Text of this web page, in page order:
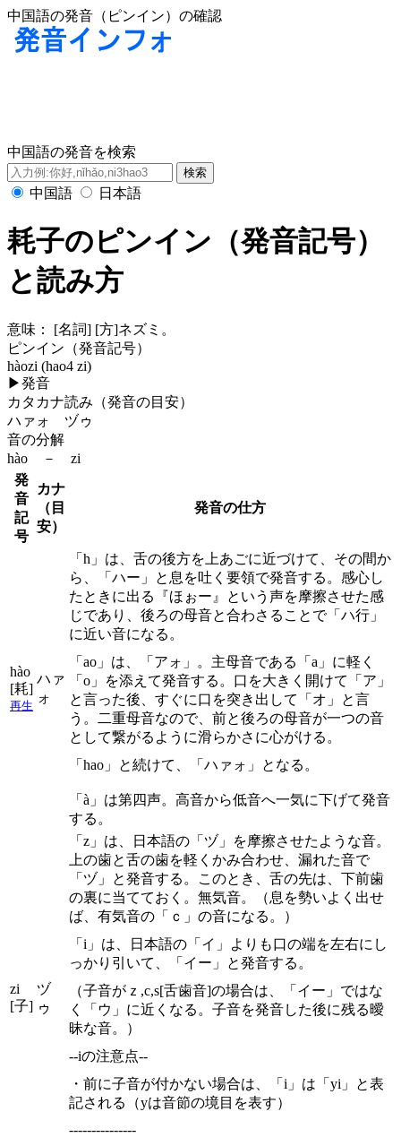
中国語の発音（ピンイン）の確認
中国語の発音を検索
中国語 日本語
耗子のピンイン（発音記号）
と読み方
意味：
[名詞] [方]ネズミ。
ピンイン（発音記号）
hàozi (hao4 zi)
▶発音
カタカナ読み（発音の目安）
ハァォ ヅゥ
音の分解
hào － zi
発
音
記
号
カナ
（目
安）
発音の仕方
hào
[耗]
再生
ハァ
ォ
「h」は、舌の後方を上あごに近づけて、その間か
ら、「ハー」と息を吐く要領で発音する。感心し
たときに出る『ほぉー』という声を摩擦させた感
じであり、後ろの母音と合わさることで「ハ行」
に近い音になる。
「ao」は、「アォ」。主母音である「a」に軽く
「o」を添えて発音する。口を大きく開けて「ア」
と言った後、すぐに口を突き出して「オ」と言
う。二重母音なので、前と後ろの母音が一つの音
として繋がるように滑らかさに心がける。
「hao」と続けて、「ハァォ」となる。
「à」は第四声。高音から低音へ一気に下げて発音
する。
zi
[子]
ヅ
ゥ
「z」は、日本語の「ヅ」を摩擦させたような音。
上の歯と舌の歯を軽くかみ合わせ、漏れた音で
「ヅ」と発音する。このとき、舌の先は、下前歯
の裏に当てておく。無気音。（息を勢いよく出せ
ば、有気音の「ｃ」の音になる。）
「i」は、日本語の「イ」よりも口の端を左右にし
っかり引いて、「イー」と発音する。
（子音がｚ,c,s[舌歯音]の場合は、「イー」ではな
く「ウ」に近くなる。子音を発音した後に残る曖
昧な音。）
--iの注意点--
・前に子音が付かない場合は、「i」は「yi」と表
記される（yは音節の境目を表す）
---------------